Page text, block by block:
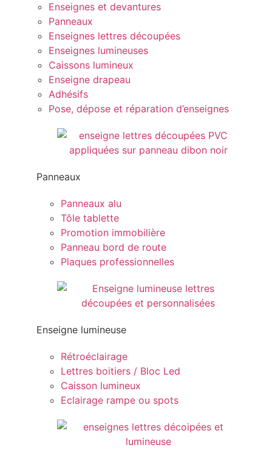
Enseignes et devantures
Panneaux
Enseignes lettres découpées
Enseignes lumineuses
Caissons lumineux
Enseigne drapeau
Adhésifs
Pose, dépose et réparation d’enseignes
Panneaux
Panneaux alu
Tôle tablette
Promotion immobilière
Panneau bord de route
Plaques professionnelles
Enseigne lumineuse
Rétroéclairage
Lettres boitiers / Bloc Led
Caisson lumineux
Eclairage rampe ou spots